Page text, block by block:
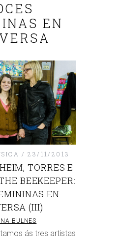
EN
23/11/2013
TORRES E
BEEKEEPER:
EN
(III)
BULNES
ás tres artistas